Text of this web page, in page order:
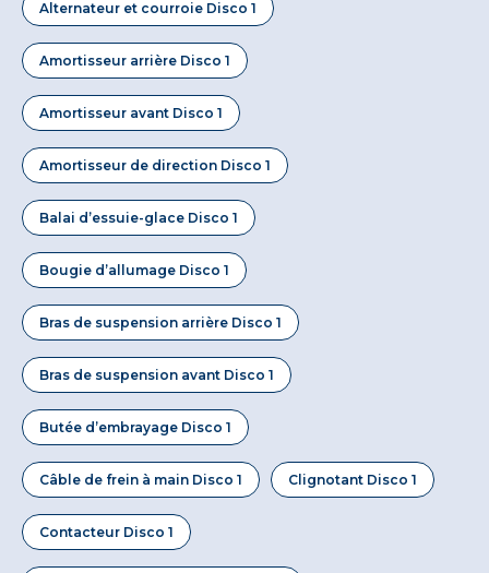
Alternateur et courroie Disco 1
Amortisseur arrière Disco 1
Amortisseur avant Disco 1
Amortisseur de direction Disco 1
Balai d’essuie-glace Disco 1
Bougie d’allumage Disco 1
Bras de suspension arrière Disco 1
Bras de suspension avant Disco 1
Butée d’embrayage Disco 1
Câble de frein à main Disco 1 Clignotant Disco 1
Contacteur Disco 1